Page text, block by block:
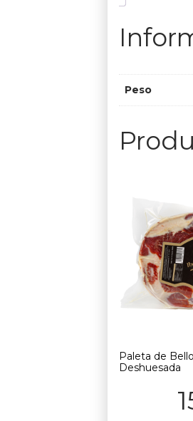
Peso
Paleta de
Deshuesada